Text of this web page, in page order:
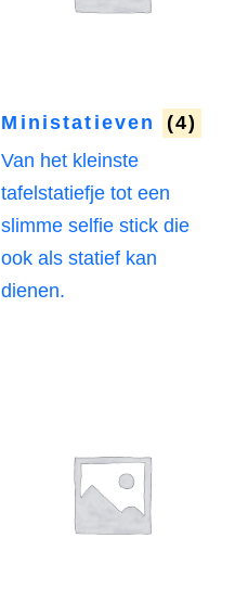
Ministatieven
(4)
Van het kleinste
tafelstatiefje tot een
slimme selfie stick die
ook als statief kan
dienen.